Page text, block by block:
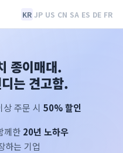
KR JP US CN SA ES DE FR
종이매대.
는 견고함.
상 주문 시 50% 할인
께한 20년 노하우
하는 기업